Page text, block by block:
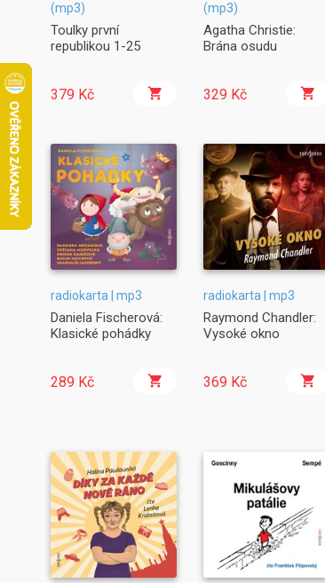
(mp3)
Toulky první
republikou 1-25
379 Kč
(mp3)
Agatha Christie:
Brána osudu
329 Kč
radiokarta | mp3
Daniela Fischerová:
Klasické pohádky
289 Kč
radiokarta | mp3
Raymond Chandler:
Vysoké okno
369 Kč